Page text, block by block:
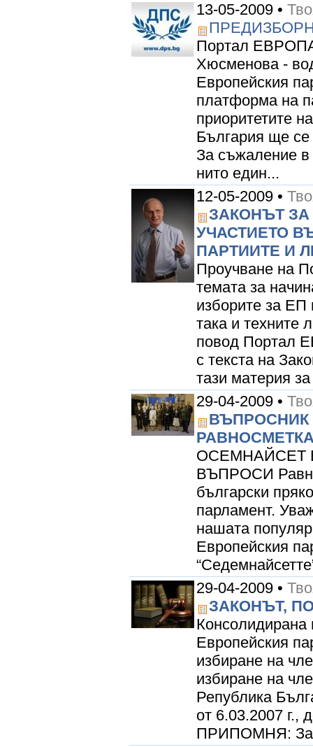
13-05-2009 •
Портал ЕВРОПА
Хюсменова -
Европейския
платформа на
приоритетите
България ще се
За съжаление в
нито един...
12-05-2009 •
ЗАКОНЪТ
УЧАСТИЕТО
ПАРТИИТЕ И
Проучване на
темата за
изборите за ЕП
така и техните
повод Портал
с текста на
тази материя
29-04-2009 •
ВЪПРОСНИК
ОСЕМНАЙСЕТ
ВЪПРОСИ
български
парламент.
нашата
Европейския
29-04-2009 •
ЗАКОНЪТ,
Консолидирана
Европейския
избиране на
избиране на
Република
от 6.03.2007
ПРИПОМНЯ: